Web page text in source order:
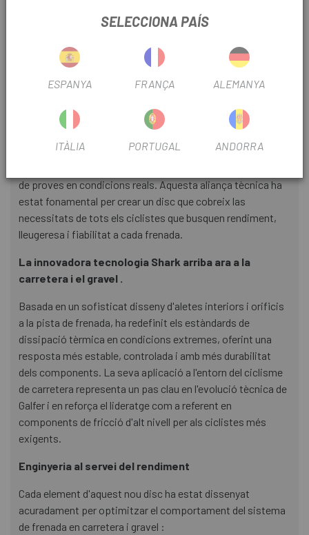
en competicions World Tour com el Tour de França, la Volta
Remo, la Lieja-Bastonya-Lieja o l'Amstel Race . Gràcies a
optimitzar aspectes clau com ara la rigidesa lateral, la
modulació de la frenada i la dissipació tèrmica.
com las clàssiques de primavera, el Tour de França o La
de proves en condicions reals. Aquesta aliança tècnica ha
estat fonamental per crear un disc que cobreix las
necessitats de tots els ciclistes que busquen rendiment,
lleugeresa i fiabilitat a cada frenada.
La innovadora tecnologia Shark arriba ara a la
carretera i el gravel .
Basada en un sofisticat disseny d'aletes interiors i orificis
a la pista de frenada, ha redefinit els estàndards de
dissipació tèrmica en condicions extremes, oferint una
resposta més estable, controlada i amb més durabilitat
dels components. La seva aplicació a l'entorn del ciclisme
de carretera representa un pas clau en l'evolució tècnica de
Galfer i en reforça el lideratge com a referent en
components de fricció d'alt nivell per als ciclistes més
exigents.
Enginyeria al servei del rendiment
Cada element d'aquest nou disc ha estat dissenyat
acuradament per optimitzar el comportament del sistema
de frenada en carretera i gravel :
SELECCIONA PAÍS
ESPANYA FRANÇA ALEMANYA
ITÀLIA PORTUGAL ANDORRA